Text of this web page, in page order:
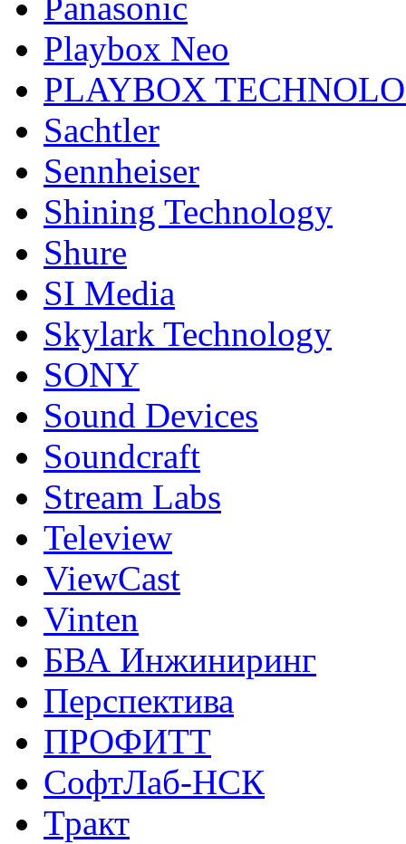
Panasonic
Playbox Neo
PLAYBOX
Sachtler
Sennheiser
Shining Technology
Shure
SI Media
Skylark Technology
SONY
Sound Devices
Soundcraft
Stream Labs
Teleview
ViewCast
Vinten
БВА Инжиниринг
Перспектива
ПРОФИТТ
СофтЛаб-НСК
Тракт